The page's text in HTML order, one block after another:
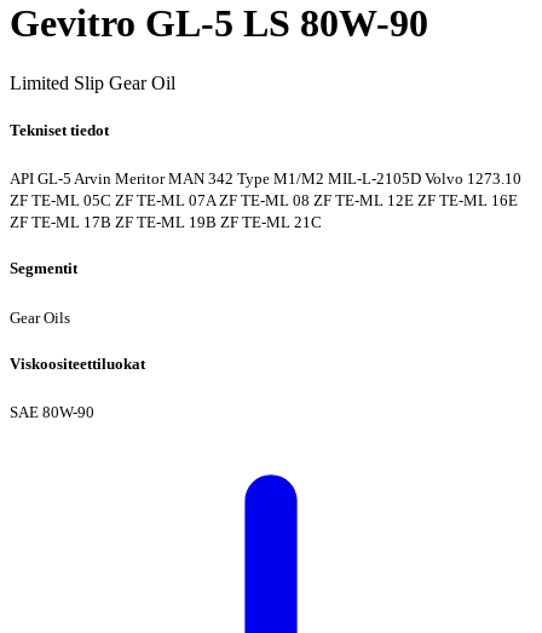
Gevitro GL-5 LS 80W-90
Limited Slip Gear Oil
Tekniset tiedot
API GL-5 Arvin MeritorMAN 342 Type M1/M2 MIL-L-2105D Volvo 1273.10
ZF TE-ML 05C ZF TE-ML 07AZF TE-ML 08 ZF TE-ML 12E ZF TE-ML 16E
ZF TE-ML 17B ZF TE-ML 19B ZF TE-ML 21C
Segmentit
Gear Oils
Viskoositeettiluokat
SAE 80W-90